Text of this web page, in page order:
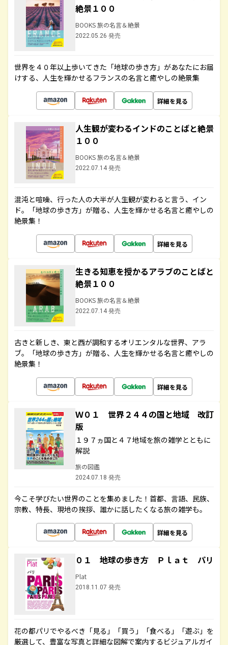
絶景１００
BOOKS 旅の名言＆絶景
2022.05.26 発売
世界を４０年以上歩いてきた「地球の歩き方」があなたにお届
けする、人生を輝かせるフランスの名言と癒やしの絶景集
詳細を見る
人生観が変わるインドのことばと絶景
１００
BOOKS 旅の名言＆絶景
2022.07.14 発売
混沌と喧噪、行った人の大半が人生観が変わると言う、イン
ド。「地球の歩き方」が贈る、人生を輝かせる名言と癒やしの
絶景集！
詳細を見る
生きる知恵を授かるアラブのことばと
絶景１００
BOOKS 旅の名言＆絶景
2022.07.14 発売
古きと新しき、東と西が調和するオリエンタルな世界、アラ
ブ。「地球の歩き方」が贈る、人生を輝かせる名言と癒やしの
絶景集！
詳細を見る
Ｗ０１ 世界２４４の国と地域 改訂
版
１９７ヵ国と４７地域を旅の雑学とともに
解説
旅の図鑑
2024.07.18 発売
今こそ学びたい世界のことを集めました！首都、言語、民族、
宗教、特長、現地の挨拶、誰かに話したくなる旅の雑学も。
詳細を見る
０１ 地球の歩き方 Ｐｌａｔ パリ
Plat
2018.11.07 発売
花の都パリでやるべき「見る」「買う」「食べる」「遊ぶ」を
厳選して、豊富な写真と詳細な図解で案内するビジュアルガイ